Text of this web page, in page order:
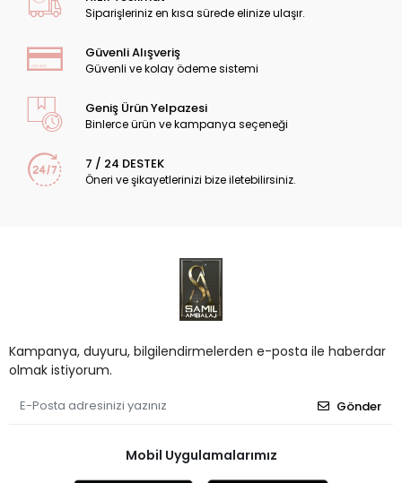
Siparişleriniz en kısa sürede elinize ulaşır.
Güvenli Alışveriş
Güvenli ve kolay ödeme sistemi
Geniş Ürün Yelpazesi
Binlerce ürün ve kampanya seçeneği
7 / 24 DESTEK
Öneri ve şikayetlerinizi bize iletebilirsiniz.
Kampanya, duyuru, bilgilendirmelerden e-posta ile haberdar
olmak istiyorum.
Gönder
Mobil Uygulamalarımız